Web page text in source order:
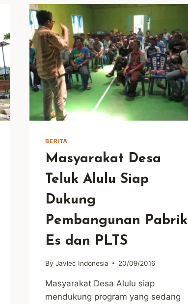
BERITA
Masyarakat Desa
Teluk Alulu Siap
Dukung
Pembangunan Pabrik
Es dan PLTS
By Javlec Indonesia 20/09/2016
Masyarakat Desa Alulu siap
mendukung program yang sedang